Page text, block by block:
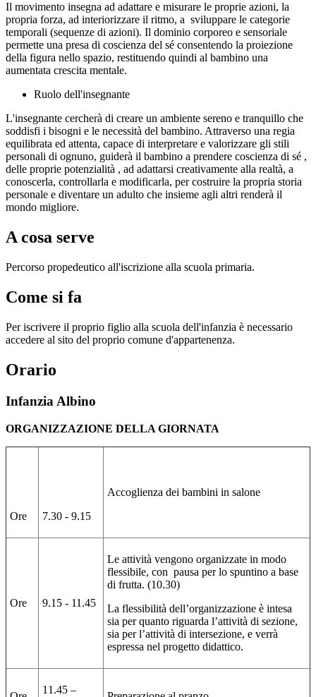
Il movimento insegna ad adattare e misurare le proprie azioni, la
propria forza, ad interiorizzare il ritmo, a sviluppare le categorie
temporali (sequenze di azioni). Il dominio corporeo e sensoriale
permette una presa di coscienza del sé consentendo la proiezione
della figura nello spazio, restituendo quindi al bambino una
aumentata crescita mentale.
Ruolo dell'insegnante
L'insegnante cercherà di creare un ambiente sereno e tranquillo che
soddisfi i bisogni e le necessità del bambino. Attraverso una regia
equilibrata ed attenta, capace di interpretare e valorizzare gli stili
personali di ognuno, guiderà il bambino a prendere coscienza di sé ,
delle proprie potenzialità , ad adattarsi creativamente alla realtà, a
conoscerla, controllarla e modificarla, per costruire la propria storia
personale e diventare un adulto che insieme agli altri renderà il
mondo migliore.
A cosa serve
Percorso propedeutico all'iscrizione alla scuola primaria.
Come si fa
Per iscrivere il proprio figlio alla scuola dell'infanzia è necessario
accedere al sito del proprio comune d'appartenenza.
Orario
Infanzia Albino
ORGANIZZAZIONE DELLA GIORNATA
Ore 7.30 - 9.15
Accoglienza dei bambini in salone
Ore 9.15 - 11.45
Le attività vengono organizzate in modo
flessibile, con pausa per lo spuntino a base
di frutta. (10.30)
La flessibilità dell’organizzazione è intesa
sia per quanto riguarda l’attività di sezione,
sia per l’attività di intersezione, e verrà
espressa nel progetto didattico.
11.45 –